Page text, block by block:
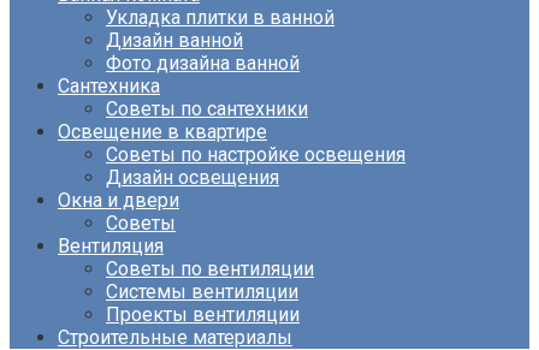
Укладка плитки в ванной
Дизайн ванной
Фото дизайна ванной
Сантехника
Советы по сантехники
Освещение в квартире
Советы по настройке освещения
Дизайн освещения
Окна и двери
Советы
Вентиляция
Советы по вентиляции
Системы вентиляции
Проекты вентиляции
Строительные материалы